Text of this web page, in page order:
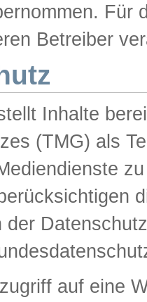
Für
Betreiber
Inhalte
(TMG) als
der
auf eine